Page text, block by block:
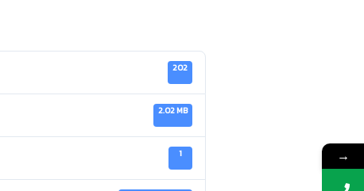
202
2.02 MB
1 →